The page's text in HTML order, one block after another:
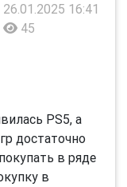
26.01.2025 16:41
45
PS5, а
достаточно
в ряде
в